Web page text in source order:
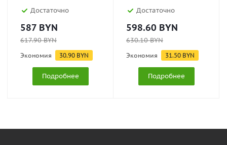
Достаточно
587 BYN
617.90BYN
Экономия 30.90 BYN
Подробнее
Достаточно
598.60 BYN
630.10BYN
Экономия 31.50 BYN
Подробнее